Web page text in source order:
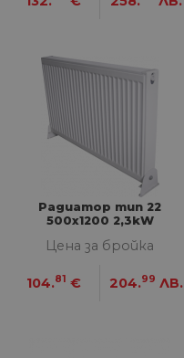
Радиатор тип 22
500х1200 2,3kW
Цена за бройка
104.81 € 204.99 ЛВ.